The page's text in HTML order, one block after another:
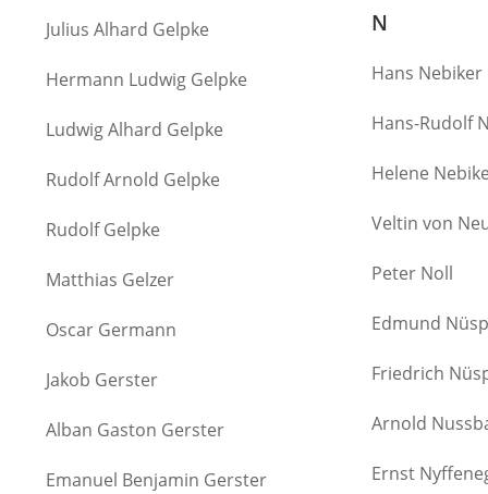
Julius Alhard Gelpke
Hermann Ludwig Gelpke
Ludwig Alhard Gelpke
Rudolf Arnold Gelpke
Rudolf Gelpke
Matthias Gelzer
Oscar Germann
Jakob Gerster
Alban Gaston Gerster
Emanuel Benjamin Gerster
N
Hans Nebiker
Hans-Rudolf
Helene
Veltin von
Peter Noll
Edmund
Friedrich
Arnold
Ernst